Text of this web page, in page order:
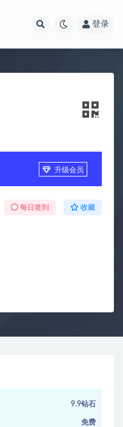
登录
升级会员
每日签到 收藏
9.9钻石
免费